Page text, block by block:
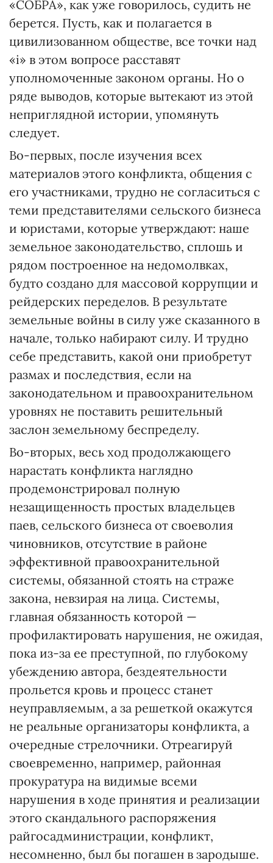
«СОБРА», как уже говорилось, судить не
берется. Пусть, как и полагается в
цивилизованном обществе, все точки над
«і» в этом вопросе расставят
уполномоченные законом органы. Но о
ряде выводов, которые вытекают из этой
неприглядной истории, упомянуть
следует.
Во-первых, после изучения всех
материалов этого конфликта, общения с
его участниками, трудно не согласиться с
теми представителями сельского бизнеса
и юристами, которые утверждают: наше
земельное законодательство, сплошь и
рядом построенное на недомолвках,
будто создано для массовой коррупции и
рейдерских переделов. В результате
земельные войны в силу уже сказанного в
начале, только набирают силу. И трудно
себе представить, какой они приобретут
размах и последствия, если на
законодательном и правоохранительном
уровнях не поставить решительный
заслон земельному беспределу.
Во-вторых, весь ход продолжающего
нарастать конфликта наглядно
продемонстрировал полную
незащищенность простых владельцев
паев, сельского бизнеса от своеволия
чиновников, отсутствие в районе
эффективной правоохранительной
системы, обязанной стоять на страже
закона, невзирая на лица. Системы,
главная обязанность которой —
профилактировать нарушения, не ожидая,
пока из-за ее преступной, по глубокому
убеждению автора, бездеятельности
прольется кровь и процесс станет
неуправляемым, а за решеткой окажутся
не реальные организаторы конфликта, а
очередные стрелочники. Отреагируй
своевременно, например, районная
прокуратура на видимые всеми
нарушения в ходе принятия и реализации
этого скандального распоряжения
райгосадминистрации, конфликт,
несомненно, был бы погашен в зародыше.